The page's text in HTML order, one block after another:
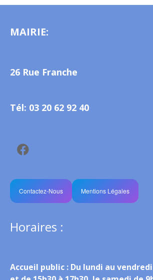
MAIRIE:
26 Rue Franche
Tél: 03 20 62 92 40
Contactez-Nous Mentions Légales
Horaires :
Accueil public : Du lundi au